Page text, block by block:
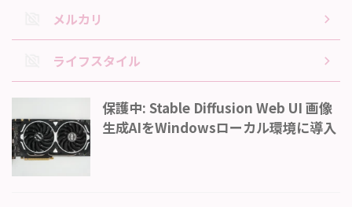
メルカリ
ライフスタイル
保護中: Stable Diffusion Web UI 画像
生成AIをWindowsローカル環境に導入